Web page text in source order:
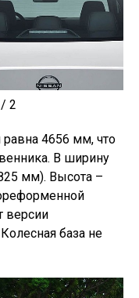
2
4656 мм, что
В ширину
мм). Высота –
версии
база не